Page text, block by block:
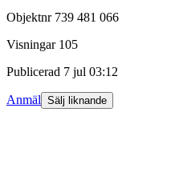
Objektnr 739 481 066
Visningar 105
Publicerad 7 jul 03:12
Anmäl Sälj liknande